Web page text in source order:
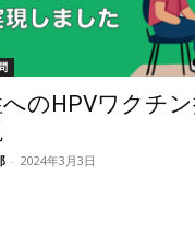
へのHPVワクチ
- 2024年3月3日